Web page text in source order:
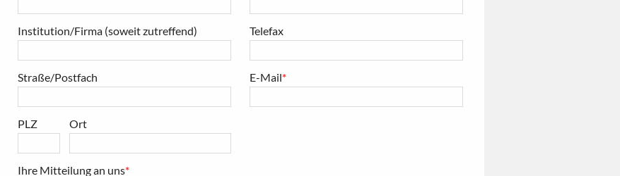
Institution/Firma (soweit zutreffend)
Straße/Postfach
PLZ Ort
Telefax
E-Mail*
Ihre Mitteilung an uns*